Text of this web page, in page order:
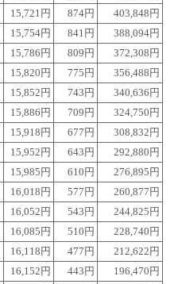
15,721円 874円
403,848円
15,754円 841円
388,094円
15,786円 809円
372,308円
15,820円 775円
356,488円
15,852円 743円
340,636円
15,886円 709円
324,750円
15,918円 677円
308,832円
15,952円 643円
292,880円
15,985円 610円
276,895円
16,018円 577円
260,877円
16,052円 543円
244,825円
16,085円 510円
228,740円
16,118円 477円
212,622円
16,152円 443円
196,470円